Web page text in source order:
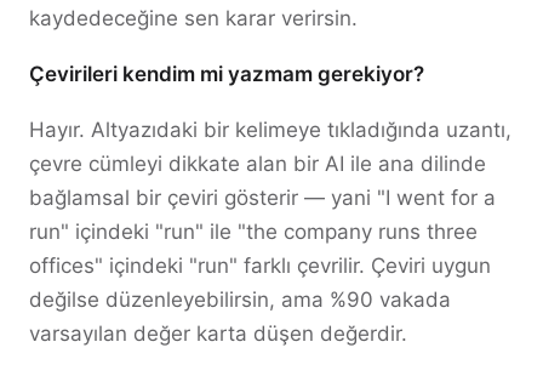
kaydedeceğine sen karar verirsin.
Çevirileri kendim mi yazmam gerekiyor?
Hayır. Altyazıdaki bir kelimeye tıkladığında uzantı,
çevre cümleyi dikkate alan bir AI ile ana dilinde
bağlamsal bir çeviri gösterir — yani "I went for a
run" içindeki "run" ile "the company runs three
offices" içindeki "run" farklı çevrilir. Çeviri uygun
değilse düzenleyebilirsin, ama %90 vakada
varsayılan değer karta düşen değerdir.